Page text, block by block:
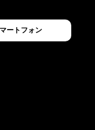
ートフォン